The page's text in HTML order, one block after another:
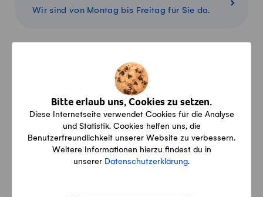
Bitte erlaub uns, Cookies zu setzen.
Diese Internetseite verwendet Cookies für die Analyse
und Statistik. Cookies helfen uns, die
Benutzerfreundlichkeit unserer Website zu verbessern.
Weitere Informationen hierzu findest du in
unserer Datenschutzerklärung.
Wir sind von Montag bis Freitag für Sie da.
Alles über Lieferung, Zahlung und Rückgabe
Warenkorb
Übersicht über Ihre Produkte im Warenkorb